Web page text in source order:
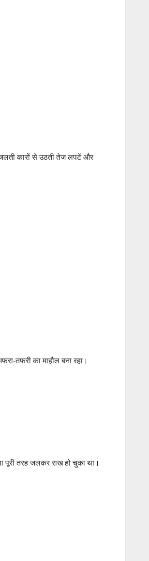
कारों से उठती तेज लपटें और
तफरी का माहौल बना रहा।
पूरी तरह जलकर राख हो चुका था।